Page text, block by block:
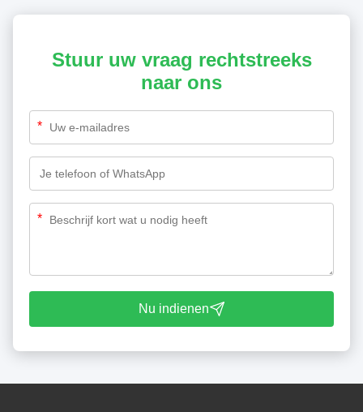
Stuur uw vraag rechtstreeks
naar ons
*
*
Nu indienen